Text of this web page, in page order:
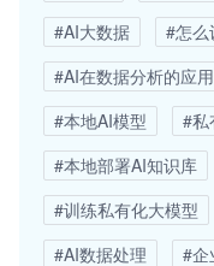
#AI大数据
#怎么
#AI在数据分析的应用
#本地AI模型
#私
#本地部署AI知识库
#训练私有化大模型
#AI数据处理
#企